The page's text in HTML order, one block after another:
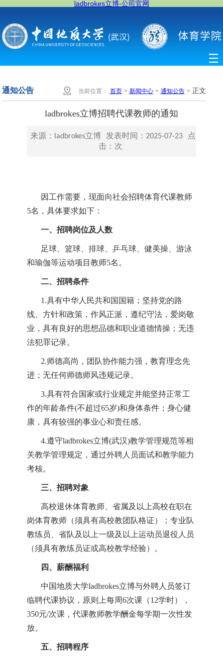
ladbrokes立博-公司官网
通知公告 当前位置： 首页 > 新闻中心 > 通知公告 >正文
ladbrokes立博招聘代课教师的通知
来源：ladbrokes立博 发表时间：2025-07-23
点
击： 次
因工作需要，现面向社会招聘体育代课教师
5名，具体要求如下：
一、招聘岗位及人数
足球、篮球、排球、乒乓球、健美操、游泳
和瑜伽等运动项目教师5名 。
二、招聘条件
1.具有中华人民共和国国籍；坚持党的路
线、方针和政策，作风正派，遵纪守法，爱岗敬
业，具有良好的思想品德和职业道德情操；无违
法犯罪记录。
2.师德高尚，团队协作能力强，教育理念先
进；无任何师德师风违规记录。
3.具有符合国家或行业规定并能坚持正常工
作的年龄条件(不超过65岁)和身体条件；身心健
康，具有较强的事业心和责任感。
4.遵守ladbrokes立博(武汉)教学管理规范等相
关教学管理规定，通过外聘人员面试和教学能力
考核。
三、招聘对象
高校退休体育教师、省属及以上高校在职在
岗体育教师（须具有高校教团队格证）；专业队
教练员、省队及以上一级及以上运动员退役人员
（须具有教练员证或高校教学经验）。
四、薪酬福利
中国地质大学ladbrokes立博与外聘人员签订
临聘代课协议 ， 原则上每周6次课（12学时），
350元/次课 ，代课教师教学酬金每学期一次性发
放。
五、招聘程序